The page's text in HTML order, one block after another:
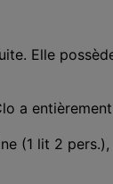
Elle
(1 lit 2